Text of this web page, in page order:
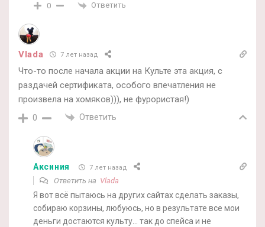
0 Ответить
Vlada 7 лет назад
Что-то после начала акции на Культе эта акция, с
раздачей сертификата, особого впечатления не
произвела на хомяков))), не фурористая!)
0 Ответить
Аксиния 7 лет назад
Ответить на Vlada
Я вот всё пытаюсь на других сайтах сделать заказы,
собираю корзины, любуюсь, но в результате все мои
деньги достаются культу… так до спейса и не